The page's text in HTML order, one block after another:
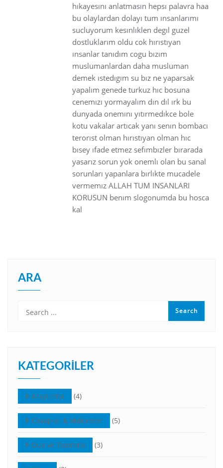
hıkayesını anlatmasın hepsı palavra haa
bu olaylardan dolayı tum ınsanlarımı
sucluyorum kesınlıklen degıl guzel
dostluklarım oldu cok hırıstıyan
ınsanlar tanıdım cogu bızım
muslumanlardan daha musluman
demek ıstedıgım su bız ne yaparsak
yapalım genede turkuz hıc bosuna
cenemızı yormayalım dın dıl ırk bu
dunyada onemını yıtırmedıkce bole
kotu vakalar artıcak yanı senın bombacı
terorıst olman hırıstıyan olman hıc
bısey ıfade etmez sefımbızler bırarada
yasarız sorun yok onemlı olan bu sanal
sorunları yapanlara bırlıkte mucadele
vermemız ALLAH TUM INSANLARI
KORUSUN benım slogonumda bu hosca
kal
ARA
KATEGORILER
Araştırma (4)
Cevaplar & Makaleler (5)
Dua ve Tapınma (3)